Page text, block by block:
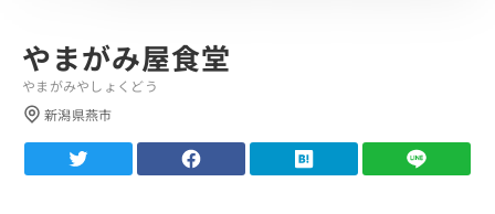
やまがみ屋食堂
やまがみやしょくどう
新潟県燕市